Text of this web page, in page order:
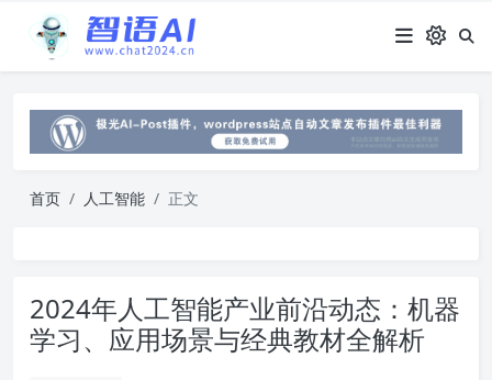
首页 人工智能 正文
2024年人工智能产业前沿动态：机器
学习、应用场景与经典教材全解析